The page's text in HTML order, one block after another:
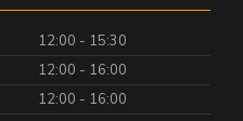
12:00 - 15:30
12:00 - 16:00
12:00 - 16:00